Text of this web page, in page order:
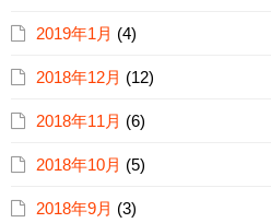
2019年1月 (4)
2018年12月 (12)
2018年11月 (6)
2018年10月 (5)
2018年9月 (3)